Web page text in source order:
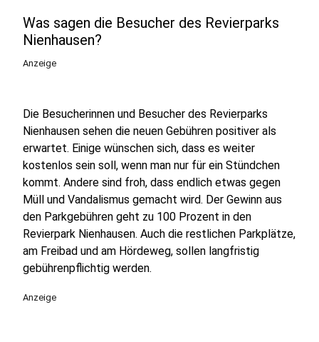
Was sagen die Besucher des Revierparks
Nienhausen?
Anzeige
Die Besucherinnen und Besucher des Revierparks
Nienhausen sehen die neuen Gebühren positiver als
erwartet. Einige wünschen sich, dass es weiter
kostenlos sein soll, wenn man nur für ein Stündchen
kommt. Andere sind froh, dass endlich etwas gegen
Müll und Vandalismus gemacht wird. Der Gewinn aus
den Parkgebühren geht zu 100 Prozent in den
Revierpark Nienhausen. Auch die restlichen Parkplätze,
am Freibad und am Hördeweg, sollen langfristig
gebührenpflichtig werden.
Anzeige